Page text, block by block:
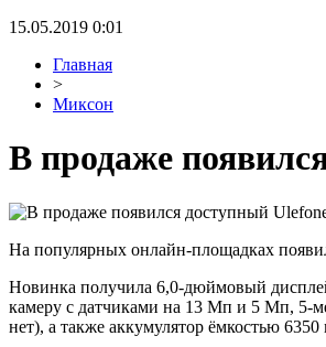
15.05.2019 0:01
Главная
>
Миксон
В продаже
На популярных онлайн-площадках
Новинка получила 6,0-дюймовый
камеру с датчиками на 13 Мп и 5 Мп, 5-
нет), а также аккумулятор ёмкостью